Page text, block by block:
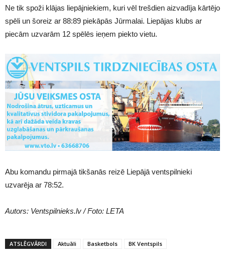
Ne tik spoži klājas liepājniekiem, kuri vēl trešdien aizvadīja kārtējo
spēli un šoreiz ar 88:89 piekāpās Jūrmalai. Liepājas klubs ar
piecām uzvarām 12 spēlēs ieņem piekto vietu.
Abu komandu pirmajā tikšanās reizē Liepājā ventspilnieki
uzvarēja ar 78:52.
Autors: Ventspilnieks.lv / Foto: LETA
ATSLĒGVĀRDI Aktuāli Basketbols BK Ventspils